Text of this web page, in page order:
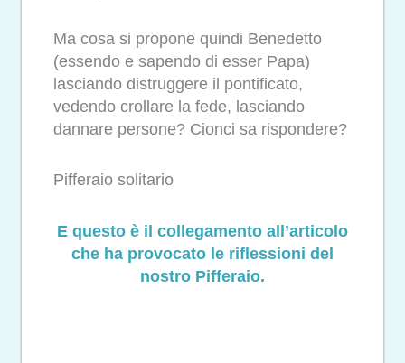
Ma cosa si propone quindi Benedetto
(essendo e sapendo di esser Papa)
lasciando distruggere il pontificato,
vedendo crollare la fede, lasciando
dannare persone? Cionci sa rispondere?
Pifferaio solitario
E questo è il collegamento all’articolo
che ha provocato le riflessioni del
nostro Pifferaio.